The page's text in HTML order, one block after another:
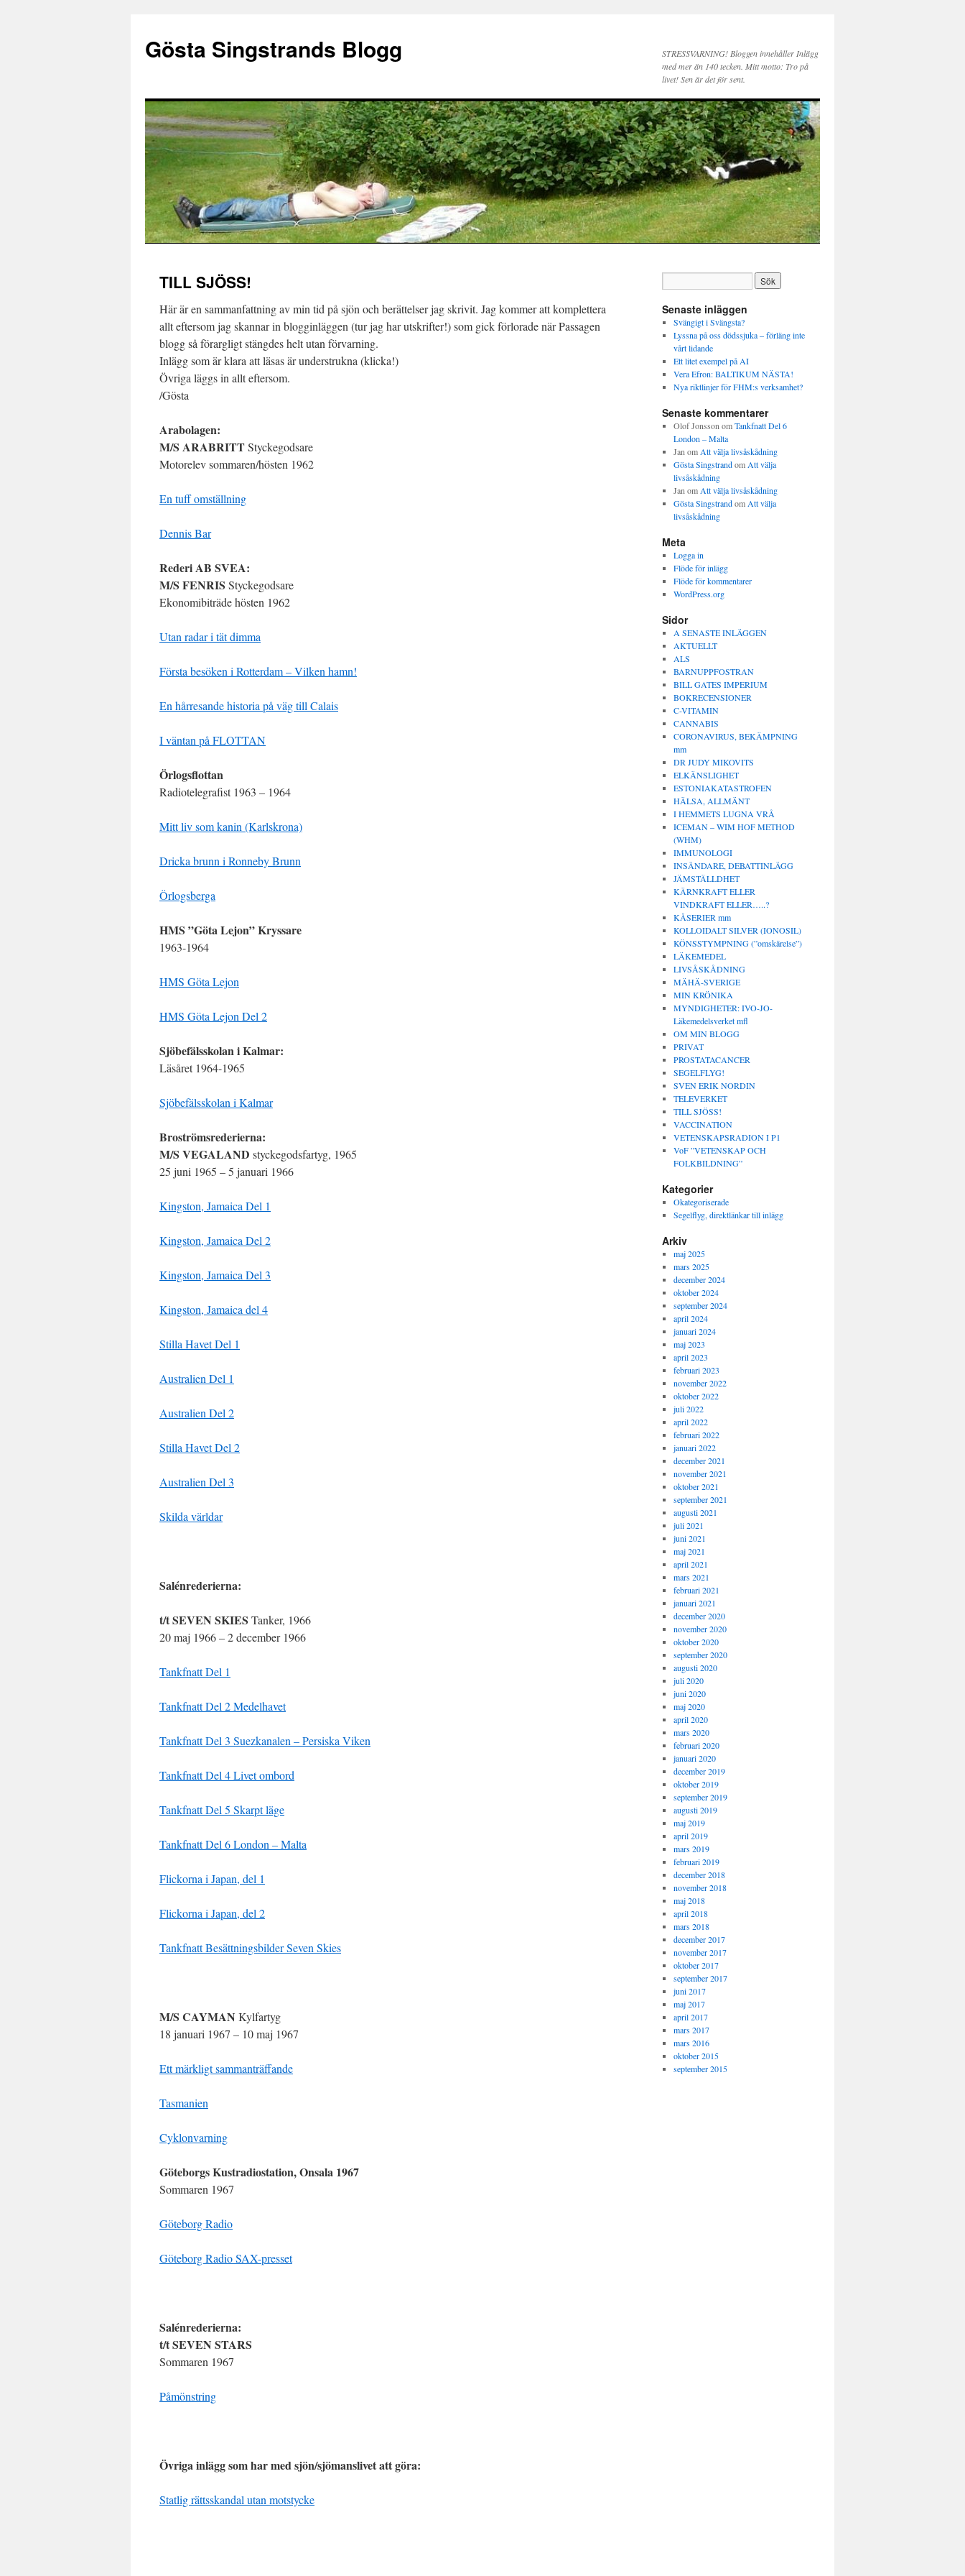
Gösta Singstrands Blogg
STRESSVARNING! Bloggen innehåller Inlägg
med mer än 140 tecken. Mitt motto: Tro på
livet! Sen är det för sent.
innehåll
TILL SJÖSS!
Här är en sammanfattning av min tid på sjön och berättelser jag skrivit. Jag kommer att komplettera
allt eftersom jag skannar in blogginläggen (tur jag har utskrifter!) som gick förlorade när Passagen
blogg så förargligt stängdes helt utan förvarning.
Inlägg som är klara att läsas är understrukna (klicka!)
Övriga läggs in allt eftersom.
/Gösta
Arabolagen:
M/S ARABRITTStyckegodsare
Motorelev sommaren/hösten 1962
En tuff omställning
Dennis Bar
Rederi AB SVEA:
M/S FENRIS Styckegodsare
Ekonomibiträde hösten 1962
Utan radar i tät dimma
Första besöken i Rotterdam – Vilken hamn!
En hårresande historia på väg till Calais
I väntan på FLOTTAN
Örlogsflottan
Radiotelegrafist 1963 – 1964
Mitt liv som kanin (Karlskrona)
Dricka brunn i Ronneby Brunn
Örlogsberga
HMS ”Göta Lejon”Kryssare
1963-1964
HMS Göta Lejon
HMS Göta Lejon Del 2
Sjöbefälsskolan i Kalmar:
Läsåret 1964-1965
Sjöbefälsskolan i Kalmar
Broströmsrederierna:
M/S VEGALAND styckegodsfartyg, 1965
25 juni 1965 – 5 januari 1966
Kingston, Jamaica Del 1
Kingston, Jamaica Del 2
Kingston, Jamaica Del 3
Kingston, Jamaica del 4
Stilla Havet Del 1
Australien Del 1
Australien Del 2
Stilla Havet Del 2
Australien Del 3
Skilda världar
Salénrederierna:
t/t SEVEN SKIES Tanker, 1966
20 maj 1966 – 2 december 1966
Tankfnatt Del 1
Tankfnatt Del 2 Medelhavet
Tankfnatt Del 3 Suezkanalen – Persiska Viken
Tankfnatt Del 4 Livet ombord
Tankfnatt Del 5 Skarpt läge
Tankfnatt Del 6 London – Malta
Flickorna i Japan, del 1
Flickorna i Japan, del 2
Tankfnatt Besättningsbilder Seven Skies
M/S CAYMAN Kylfartyg
18 januari 1967 – 10 maj 1967
Ett märkligt sammanträffande
Tasmanien
Cyklonvarning
Göteborgs Kustradiostation, Onsala 1967
Sommaren 1967
Göteborg Radio
Göteborg Radio SAX-presset
Salénrederierna:
t/t SEVEN STARS
Sommaren 1967
Påmönstring
Övriga inlägg som har med sjön/sjömanslivet att göra:
Statlig rättsskandal utan motstycke
Senaste inläggen
Svängigt i Svängsta?
Lyssna på oss dödssjuka – förläng inte
vårt lidande
Ett litet exempel på AI
Vera Efron: BALTIKUM NÄSTA!
Nya riktlinjer för FHM:s verksamhet?
Senaste kommentarer
Olof Jonsson omTankfnatt Del 6
London – Malta
Jan om Att välja livsåskådning
Gösta Singstrandom Att välja
livsåskådning
Jan om Att välja livsåskådning
Gösta Singstrandom Att välja
livsåskådning
Meta
Logga in
Flöde för inlägg
Flöde för kommentarer
WordPress.org
Sidor
A SENASTE INLÄGGEN
AKTUELLT
ALS
BARNUPPFOSTRAN
BILL GATES IMPERIUM
BOKRECENSIONER
C-VITAMIN
CANNABIS
CORONAVIRUS, BEKÄMPNING
mm
DR JUDY MIKOVITS
ELKÄNSLIGHET
ESTONIAKATASTROFEN
HÄLSA, ALLMÄNT
I HEMMETS LUGNA VRÅ
ICEMAN – WIM HOF METHOD
(WHM)
IMMUNOLOGI
INSÄNDARE, DEBATTINLÄGG
JÄMSTÄLLDHET
KÄRNKRAFT ELLER
VINDKRAFT ELLER…..?
KÅSERIER mm
KOLLOIDALT SILVER (IONOSIL)
KÖNSSTYMPNING (”omskärelse”)
LÄKEMEDEL
LIVSÅSKÅDNING
MÄHÄ-SVERIGE
MIN KRÖNIKA
MYNDIGHETER: IVO-JO-
Läkemedelsverket mfl
OM MIN BLOGG
PRIVAT
PROSTATACANCER
SEGELFLYG!
SVEN ERIK NORDIN
TELEVERKET
TILL SJÖSS!
VACCINATION
VETENSKAPSRADION I P1
VoF ”VETENSKAP OCH
FOLKBILDNING”
Kategorier
Okategoriserade
Segelflyg, direktlänkar till inlägg
Arkiv
maj 2025
mars 2025
december 2024
oktober 2024
september 2024
april 2024
januari 2024
maj 2023
april 2023
februari 2023
november 2022
oktober 2022
juli 2022
april 2022
februari 2022
januari 2022
december 2021
november 2021
oktober 2021
september 2021
augusti 2021
juli 2021
juni 2021
maj 2021
april 2021
mars 2021
februari 2021
januari 2021
december 2020
november 2020
oktober 2020
september 2020
augusti 2020
juli 2020
juni 2020
maj 2020
april 2020
mars 2020
februari 2020
januari 2020
december 2019
oktober 2019
september 2019
augusti 2019
maj 2019
april 2019
mars 2019
februari 2019
december 2018
november 2018
maj 2018
april 2018
mars 2018
december 2017
november 2017
oktober 2017
september 2017
juni 2017
maj 2017
april 2017
mars 2017
mars 2016
oktober 2015
september 2015